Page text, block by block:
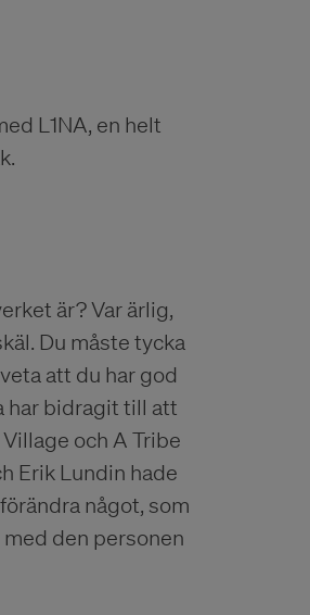
L1NA, en helt
är? Var ärlig,
Du måste tycka
att du har god
har bidragit till att
och A Tribe
Erik Lundin hade
något, som
den personen